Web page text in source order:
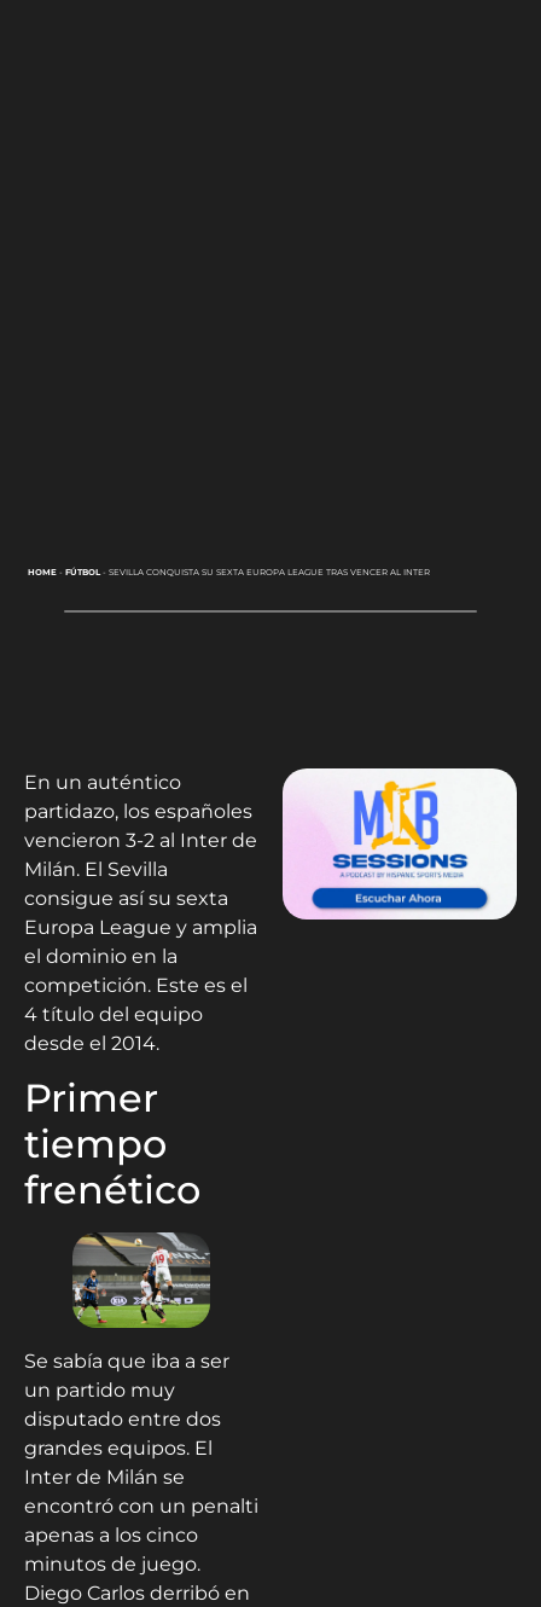
HOME- FÚTBOL- SEVILLA CONQUISTA SU SEXTA EUROPA LEAGUE TRAS VENCER AL INTER
En un auténtico
partidazo, los españoles
vencieron 3-2 al Inter de
Milán. El Sevilla
consigue así su sexta
Europa League y amplia
el dominio en la
competición. Este es el
4 título del equipo
desde el 2014.
Primer
tiempo
frenético
Se sabía que iba a ser
un partido muy
disputado entre dos
grandes equipos. El
Inter de Milán se
encontró con un penalti
apenas a los cinco
minutos de juego.
Diego Carlos derribó en